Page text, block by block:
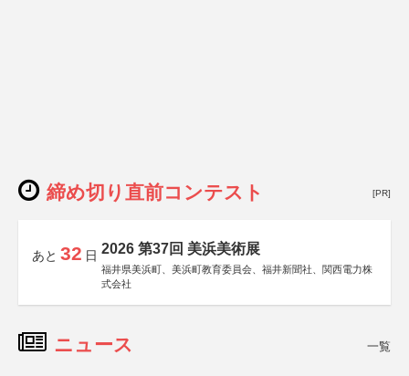
締め切り直前コンテスト [PR]
あと 32 日 2026 第37回 美浜美術展
福井県美浜町、美浜町教育委員会、福井新聞社、関西電力株
式会社
ニュース 一覧